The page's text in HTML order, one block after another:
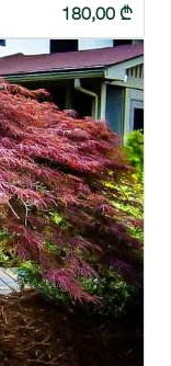
180,00 ₾